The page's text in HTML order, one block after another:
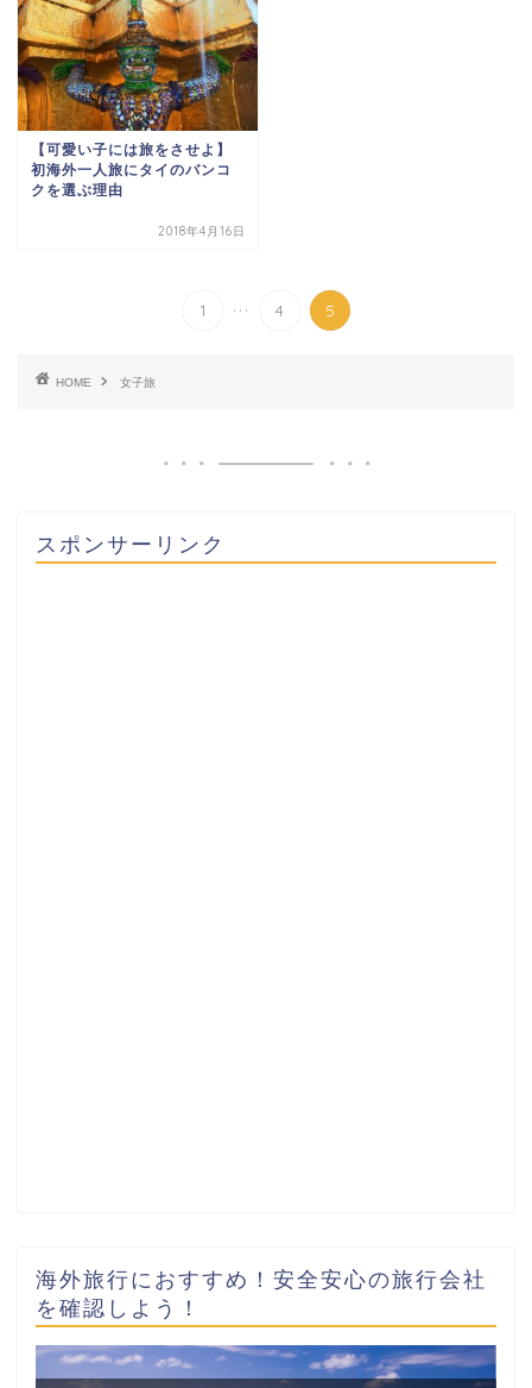
【可愛い子には旅をさせよ】
初海外一人旅にタイのバンコ
クを選ぶ理由
2018年4月16日
1 ... 4 5
HOME 女子旅
スポンサーリンク
海外旅行におすすめ！安全安心の旅行会社
を確認しよう！